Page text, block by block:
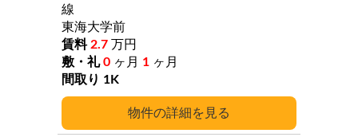
詳細
線
東海大学前
2.7 万円
0 ヶ月 1 ヶ月
1K